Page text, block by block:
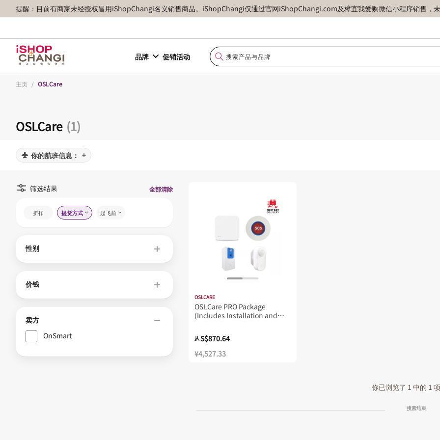
提醒：目前有商家未经授权冒用iShopChangi名义销售商品。iShopChangi仅通过官网iShopChangi.com及樟宜我爱购微信小程序销售，
品牌 促销活动
主页 / OSLCare
OSLCare (1)
你的航班信息：
筛选结果 全部清除
折扣 提货方式 起飞前
性别
价钱
卖方
OnSmart
OSLCARE
OSLCare PRO Package
(Includes Installation and
从S$870.64
¥4,527.33
你已浏览了 1 中的 1
搜索结束